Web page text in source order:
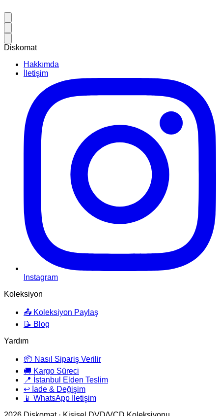
Diskomat
Hakkımda
İletişim
Instagram
Koleksiyon
📤 Koleksiyon Paylaş
📝 Blog
Yardım
📦 Nasıl Sipariş Verilir
🚚 Kargo Süreci
📍 İstanbul Elden Teslim
↩️ İade & Değişim
📱 WhatsApp İletişim